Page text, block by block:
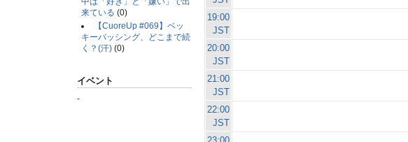
19:00
JST
20:00
JST
21:00
JST
22:00
JST
来ている (0)
【CuoreUp #069】ベッ
キーバッシング、どこまで続
く？(汗) (0)
イベント
-